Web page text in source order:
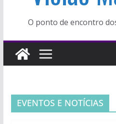
O ponto de encontro
EVENTOS E NOTÍCIAS